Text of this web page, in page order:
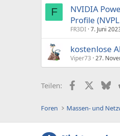
F
NVIDIA
Profile
FR3DI 7. Juni
kostenlose
Viper73 27.
Teilen: Facebook
X
Foren Massen- und